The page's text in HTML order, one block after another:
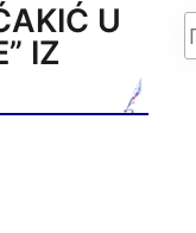
U
IZ